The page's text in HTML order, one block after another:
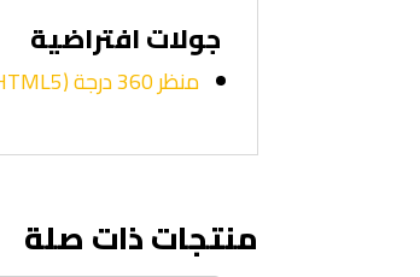
جولات افتراضية
منظر 360 درجة (HTML5)
منتجات ذات صلة